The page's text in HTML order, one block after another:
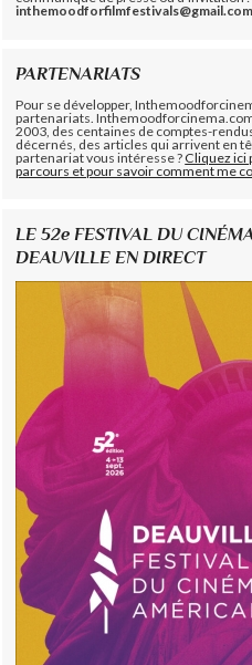
inthemoodforfilmfestivals@gmail.com
PARTENARIATS
Pour se développer,
partenariats.
2003, des centaines de comptes-
décernés, des articles qui arrivent en
partenariat vous intéresse ?Cliquez ici
parcours et pour savoir comment me
LE 52e FESTIVAL DU
DEAUVILLE EN DIRECT